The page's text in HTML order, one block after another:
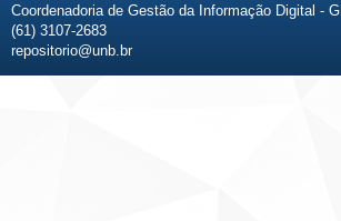
Coordenadoria de Gestão da Informação Digital -
(61) 3107-2683
repositorio@unb.br